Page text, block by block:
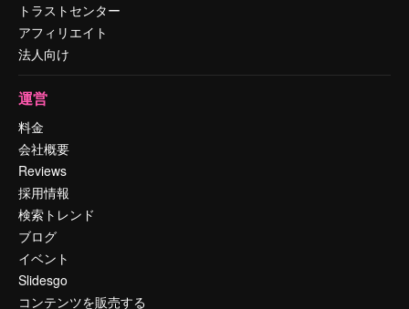
トラストセンター
アフィリエイト
法人向け
運営
料金
会社概要
Reviews
採用情報
検索トレンド
ブログ
イベント
Slidesgo
コンテンツを販売する